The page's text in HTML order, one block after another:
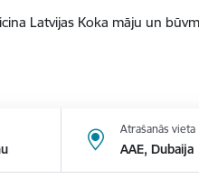
Latvijas Koka māju un
Atrašanās vieta
AAE, Dubaija